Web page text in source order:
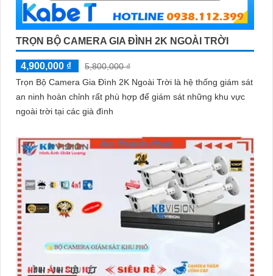
TRỌN BỘ CAMERA GIA ĐÌNH 2K NGOÀI TRỜI
4,900,000 ₫
5,800,000 ₫
Trọn Bộ Camera Gia Đình 2K Ngoài Trời là hệ thống giám sát
an ninh hoàn chỉnh rất phù hợp để giám sát những khu vực
ngoài trời tại các già đình